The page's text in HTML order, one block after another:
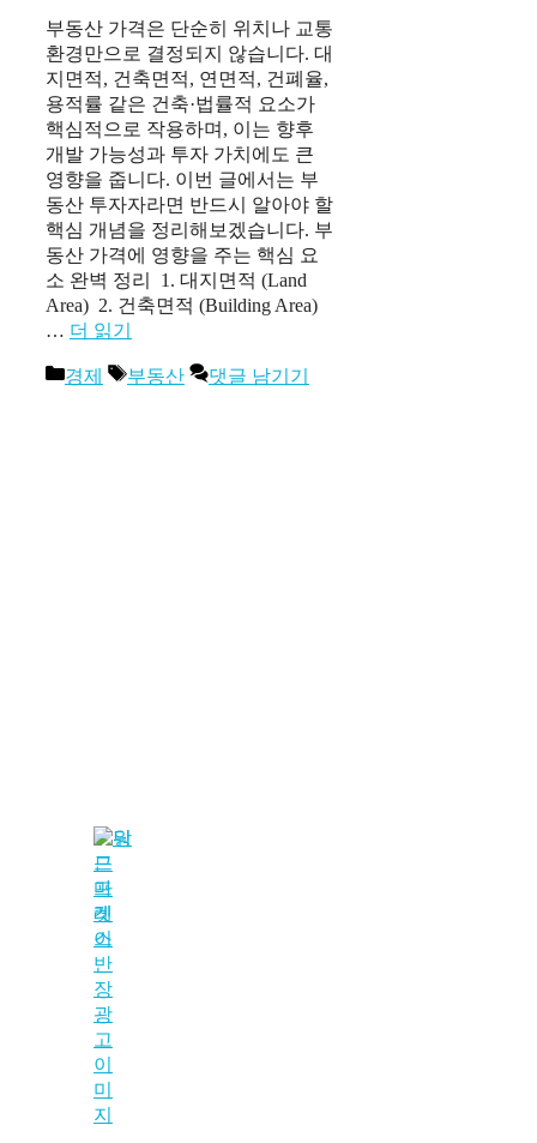
부동산 가격은 단순히 위치나 교통
환경만으로 결정되지 않습니다. 대
지면적, 건축면적, 연면적, 건폐율,
용적률 같은 건축·법률적 요소가
핵심적으로 작용하며, 이는 향후
개발 가능성과 투자 가치에도 큰
영향을 줍니다. 이번 글에서는 부
동산 투자자라면 반드시 알아야 할
핵심 개념을 정리해보겠습니다. 부
동산 가격에 영향을 주는 핵심 요
소 완벽 정리 ㅤ 1. 대지면적 (Land
Area) ㅤ 2. 건축면적 (Building Area)
… 더 읽기
카
경제
태
부동산 댓글 남기기